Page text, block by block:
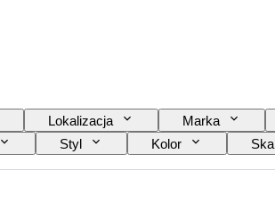
Lokalizacja Marka
Styl Kolor